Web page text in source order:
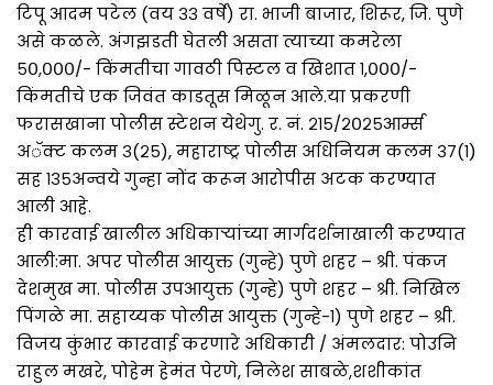
टिपू आदम पटेल (वय ३३ वर्षे) रा. भाजी बाजार, शिरूर, जि. पुणे
असे कळले. अंगझडती घेतली असता त्याच्या कमरेला
₹५०,०००/- किंमतीचा गावठी पिस्टल व खिशात ₹१,०००/-
किंमतीचे एक जिवंत काडतूस मिळून आले.या प्रकरणी
फरासखाना पोलीस स्टेशन येथेगु. र. नं. २१५/२०२५आर्म्स
अॅक्ट कलम ३(२५), महाराष्ट्र पोलीस अधिनियम कलम ३७(१)
सह १३५अन्वये गुन्हा नोंद करून आरोपीस अटक करण्यात
आली आहे.
ही कारवाई खालील अधिकाऱ्यांच्या मार्गदर्शनाखाली करण्यात
आली:मा. अपर पोलीस आयुक्त (गुन्हे) पुणे शहर – श्री. पंकज
देशमुख मा. पोलीस उपआयुक्त (गुन्हे) पुणे शहर – श्री. निखिल
पिंगळे मा. सहाय्यक पोलीस आयुक्त (गुन्हे-१) पुणे शहर – श्री.
विजय कुंभार कारवाई करणारे अधिकारी / अंमलदार: पोउनि
राहुल मखरे, पोहेम हेमंत पेरणे, निलेश साबळे,शशीकांत